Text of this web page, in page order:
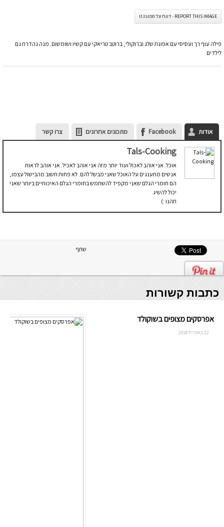
REPORT THIS IMAGE - דווח על תמונה זו
פילה עוף רך ועסיסי עם אפונת שלג וברוקולי, ברוטב טריאקי עם קשיו ושומשום. מנה נהדרת גם
לילדים
אודות Facebook מתכונים אחרונים צרו קשר
Tals-Cooking
אוכל. אני אוהב לאכול ועוד יותר מזה אני אוהב לאכיל. אני אוהב לראות
אנשים מתענגים על האוכל שאני מבשל להם. לא פחות חשוב מהבישול עצמו,
הם חומרי הגלם שאני מקפיד להשתמש בחומרי הגלם האיכותיים ביותר שאני
יכול להשיג.
תהנו :)
שתף
כתבות קשורות
אפרסקים מצופים בשוקולד
22 באפריל 2018